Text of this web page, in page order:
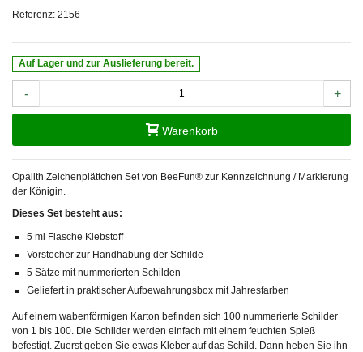
Referenz: 2156
Auf Lager und zur Auslieferung bereit.
- +
Warenkorb
Opalith Zeichenplättchen Set von BeeFun® zur Kennzeichnung / Markierung
der Königin.
Dieses Set besteht aus:
5 ml Flasche Klebstoff
Vorstecher zur Handhabung der Schilde
5 Sätze mit nummerierten Schilden
Geliefert in praktischer Aufbewahrungsbox mit Jahresfarben
Auf einem wabenförmigen Karton befinden sich 100 nummerierte Schilder
von 1 bis 100. Die Schilder werden einfach mit einem feuchten Spieß
befestigt. Zuerst geben Sie etwas Kleber auf das Schild. Dann heben Sie ihn